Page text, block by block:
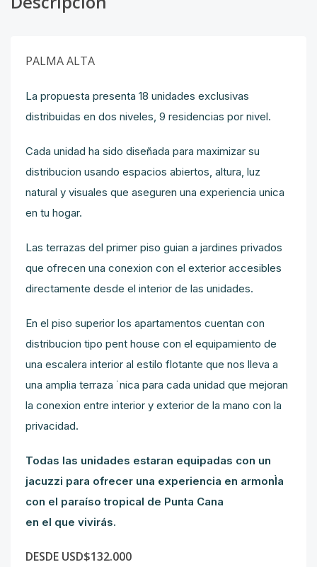
PALMA ALTA
La propuesta presenta 18 unidades exclusivas
distribuidas en dos niveles, 9 residencias por nivel.
Cada unidad ha sido diseñada para maximizar su
distribucion usando espacios abiertos, altura, luz
natural y visuales que aseguren una experiencia unica
en tu hogar.
Las terrazas del primer piso guian a jardines privados
que ofrecen una conexion con el exterior accesibles
directamente desde el interior de las unidades.
En el piso superior los apartamentos cuentan con
distribucion tipo pent house con el equipamiento de
una escalera interior al estilo flotante que nos lleva a
una amplia terraza ˙nica para cada unidad que mejoran
la conexion entre interior y exterior de la mano con la
privacidad.
Todas las unidades estaran equipadas con un
jacuzzi para ofrecer una experiencia en armonÌa
con el paraíso tropical de Punta Cana
en el que vivirás.
DESDE USD$132.000